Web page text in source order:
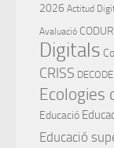
2026 Actitud
Avaluació CODUR
Digitals
CRISS DECODE
Ecologies
Educació
Educació